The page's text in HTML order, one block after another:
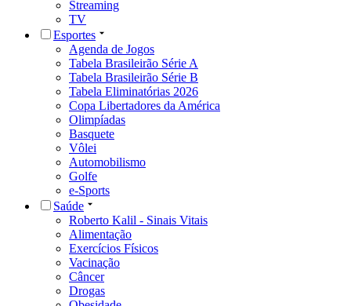
Streaming
TV
Esportes
Agenda de Jogos
Tabela Brasileirão Série A
Tabela Brasileirão Série B
Tabela Eliminatórias 2026
Copa Libertadores da América
Olimpíadas
Basquete
Vôlei
Automobilismo
Golfe
e-Sports
Saúde
Roberto Kalil - Sinais Vitais
Alimentação
Exercícios Físicos
Vacinação
Câncer
Drogas